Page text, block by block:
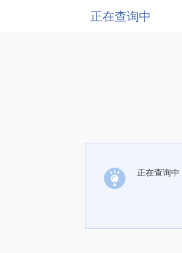
正在查询中
正在查询中